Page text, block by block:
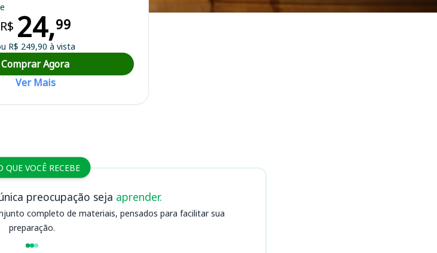
R$ 24,99
R$ 249,90 à vista
Comprar Agora
Ver Mais
QUE VOCÊ RECEBE
preocupação seja aprender.
completo de materiais, pensados para facilitar sua
preparação.